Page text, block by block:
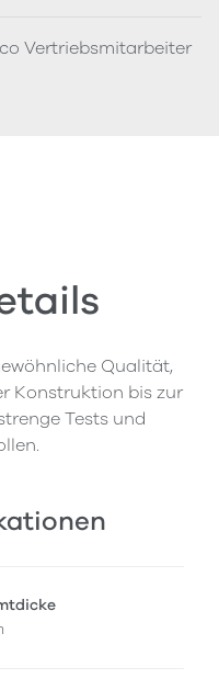
Vertriebsmitarbeiter
Qualität,
Konstruktion bis zur
Tests und